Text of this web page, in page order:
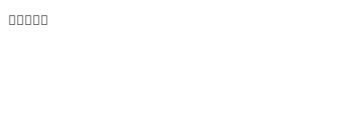
